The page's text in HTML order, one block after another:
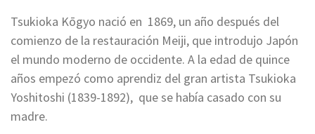
Tsukioka Kōgyo nació en 1869, un año después del
comienzo de la restauración Meiji, que introdujo Japón
el mundo moderno de occidente. A la edad de quince
años empezó como aprendiz del gran artista Tsukioka
Yoshitoshi (1839-1892), que se había casado con su
madre.